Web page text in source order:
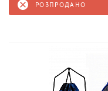
РОЗПРОДАНО